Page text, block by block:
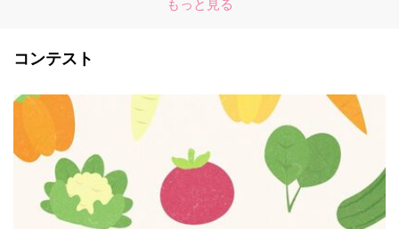
もっと見る
コンテスト